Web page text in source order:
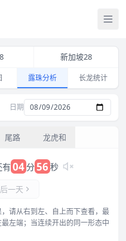
打
新加坡28
露珠分析 长龙统计
开与交替记录
日期
尾路 龙虎和
有04分56 秒
后一天
请从右到左、自上而下查看，最
左端；当连续开出的同一形态中